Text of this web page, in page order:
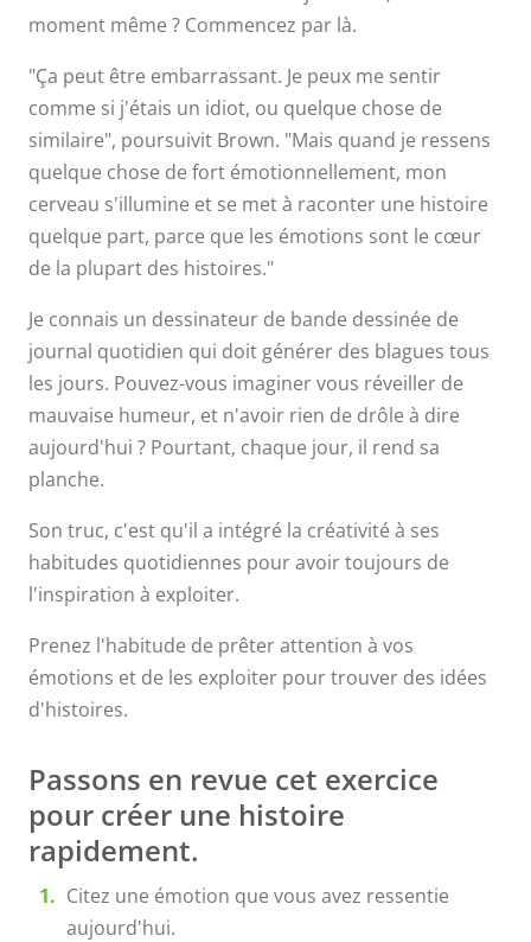
peux me sentir
comme si j'étais un
idiot, ou quelque
chose de similaire.
Mais quand je
ressens quelque
chose de fort
émotionnellement,
mon cerveau
s'illumine et va
chercher une
histoire quelque
part, parce que les
émotions sont le
cœur de la plupart
des histoires.”
moment même ? Commencez par là.
"Ça peut être embarrassant. Je peux me sentir
comme si j'étais un idiot, ou quelque chose de
similaire", poursuivit Brown. "Mais quand je ressens
quelque chose de fort émotionnellement, mon
cerveau s'illumine et se met à raconter une histoire
quelque part, parce que les émotions sont le cœur
de la plupart des histoires."
Je connais un dessinateur de bande dessinée de
journal quotidien qui doit générer des blagues tous
les jours. Pouvez-vous imaginer vous réveiller de
mauvaise humeur, et n'avoir rien de drôle à dire
aujourd'hui ? Pourtant, chaque jour, il rend sa
planche.
Son truc, c'est qu'il a intégré la créativité à ses
habitudes quotidiennes pour avoir toujours de
l'inspiration à exploiter.
Prenez l'habitude de prêter attention à vos
émotions et de les exploiter pour trouver des idées
d'histoires.
Passons en revue cet exercice
pour créer une histoire
rapidement.
Citez une émotion que vous avez ressentie
aujourd'hui.